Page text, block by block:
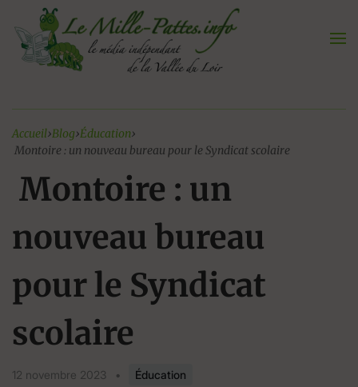
contenu
Accueil›Blog›Éducation›
Montoire : un nouveau bureau pour le Syndicat scolaire
Montoire : un
nouveau bureau
pour le Syndicat
scolaire
12 novembre 2023 • Éducation